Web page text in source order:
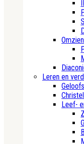
Leren en
Leef-